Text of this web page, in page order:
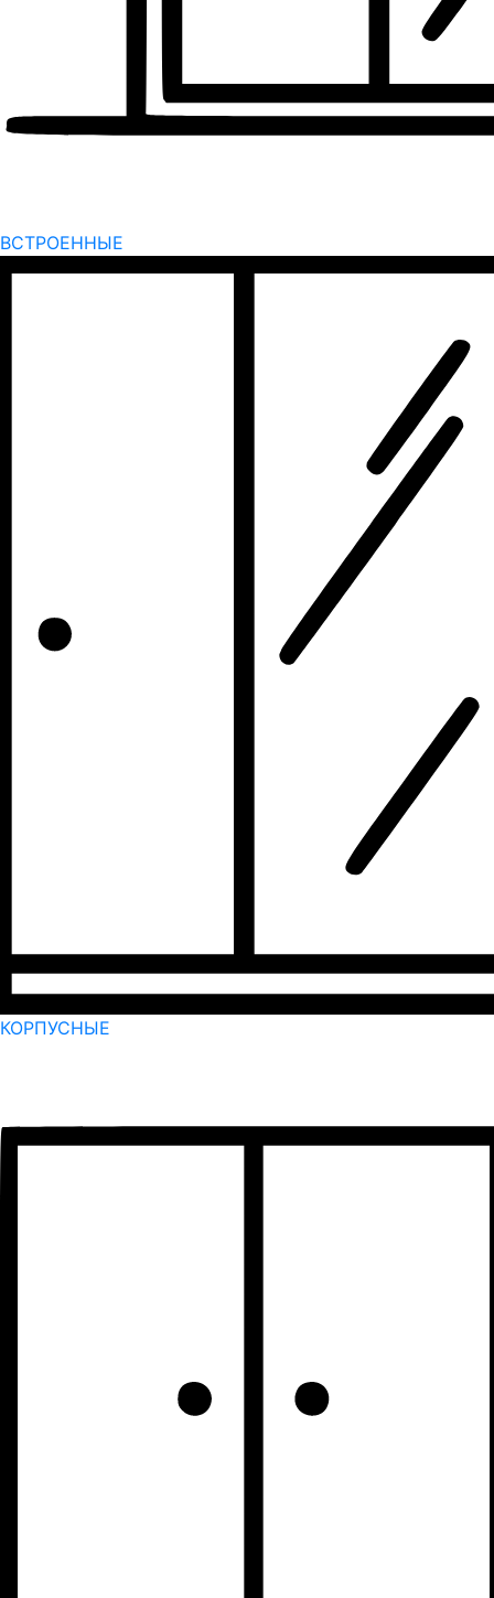
ВСТРОЕННЫЕ
КОРПУСНЫЕ